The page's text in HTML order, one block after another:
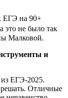
ЕГЭ на 90+
это не было так
Малковой.
и
из ЕГЭ-2025.
Отличные